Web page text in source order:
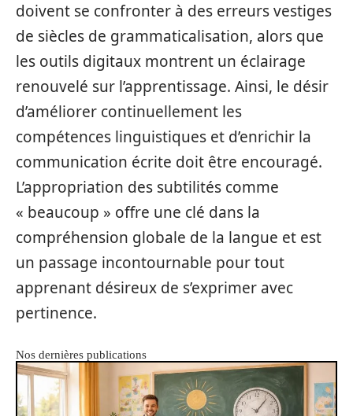
doivent se confronter à des erreurs vestiges
de siècles de grammaticalisation, alors que
les outils digitaux montrent un éclairage
renouvelé sur l’apprentissage. Ainsi, le désir
d’améliorer continuellement les
compétences linguistiques et d’enrichir la
communication écrite doit être encouragé.
L’appropriation des subtilités comme
« beaucoup » offre une clé dans la
compréhension globale de la langue et est
un passage incontournable pour tout
apprenant désireux de s’exprimer avec
pertinence.
Nos dernières publications